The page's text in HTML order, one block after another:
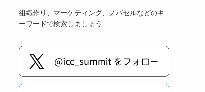
組織作り、マーケティング、ノバセルなどのキ
ーワードで検索しましょう